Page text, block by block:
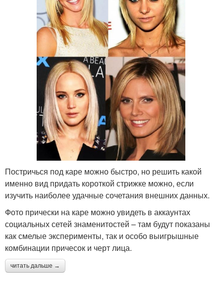
Постричься под каре можно быстро, но решить какой
именно вид придать короткой стрижке можно, если
изучить наиболее удачные сочетания внешних данных.
Фото прически на каре можно увидеть в аккаунтах
социальных сетей знаменитостей – там будут показаны
как смелые эксперименты, так и особо выигрышные
комбинации причесок и черт лица.
читать дальше →